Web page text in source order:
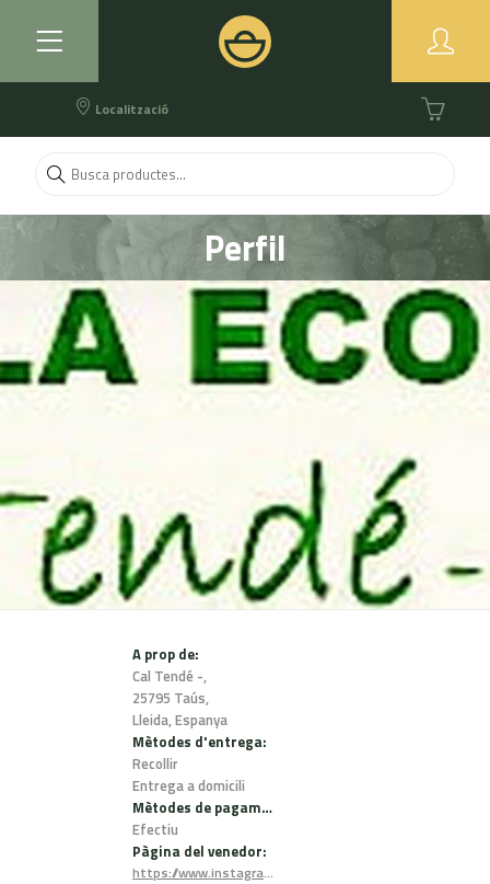
Localització
Perfil
A prop de:
Cal Tendé -,
25795 Taús,
Lleida, Espanya
Mètodes d'entrega:
Recollir
Entrega a domicili
Mètodes de pagament:
Efectiu
Pàgina del venedor:
https://www.instagram.com/caltende